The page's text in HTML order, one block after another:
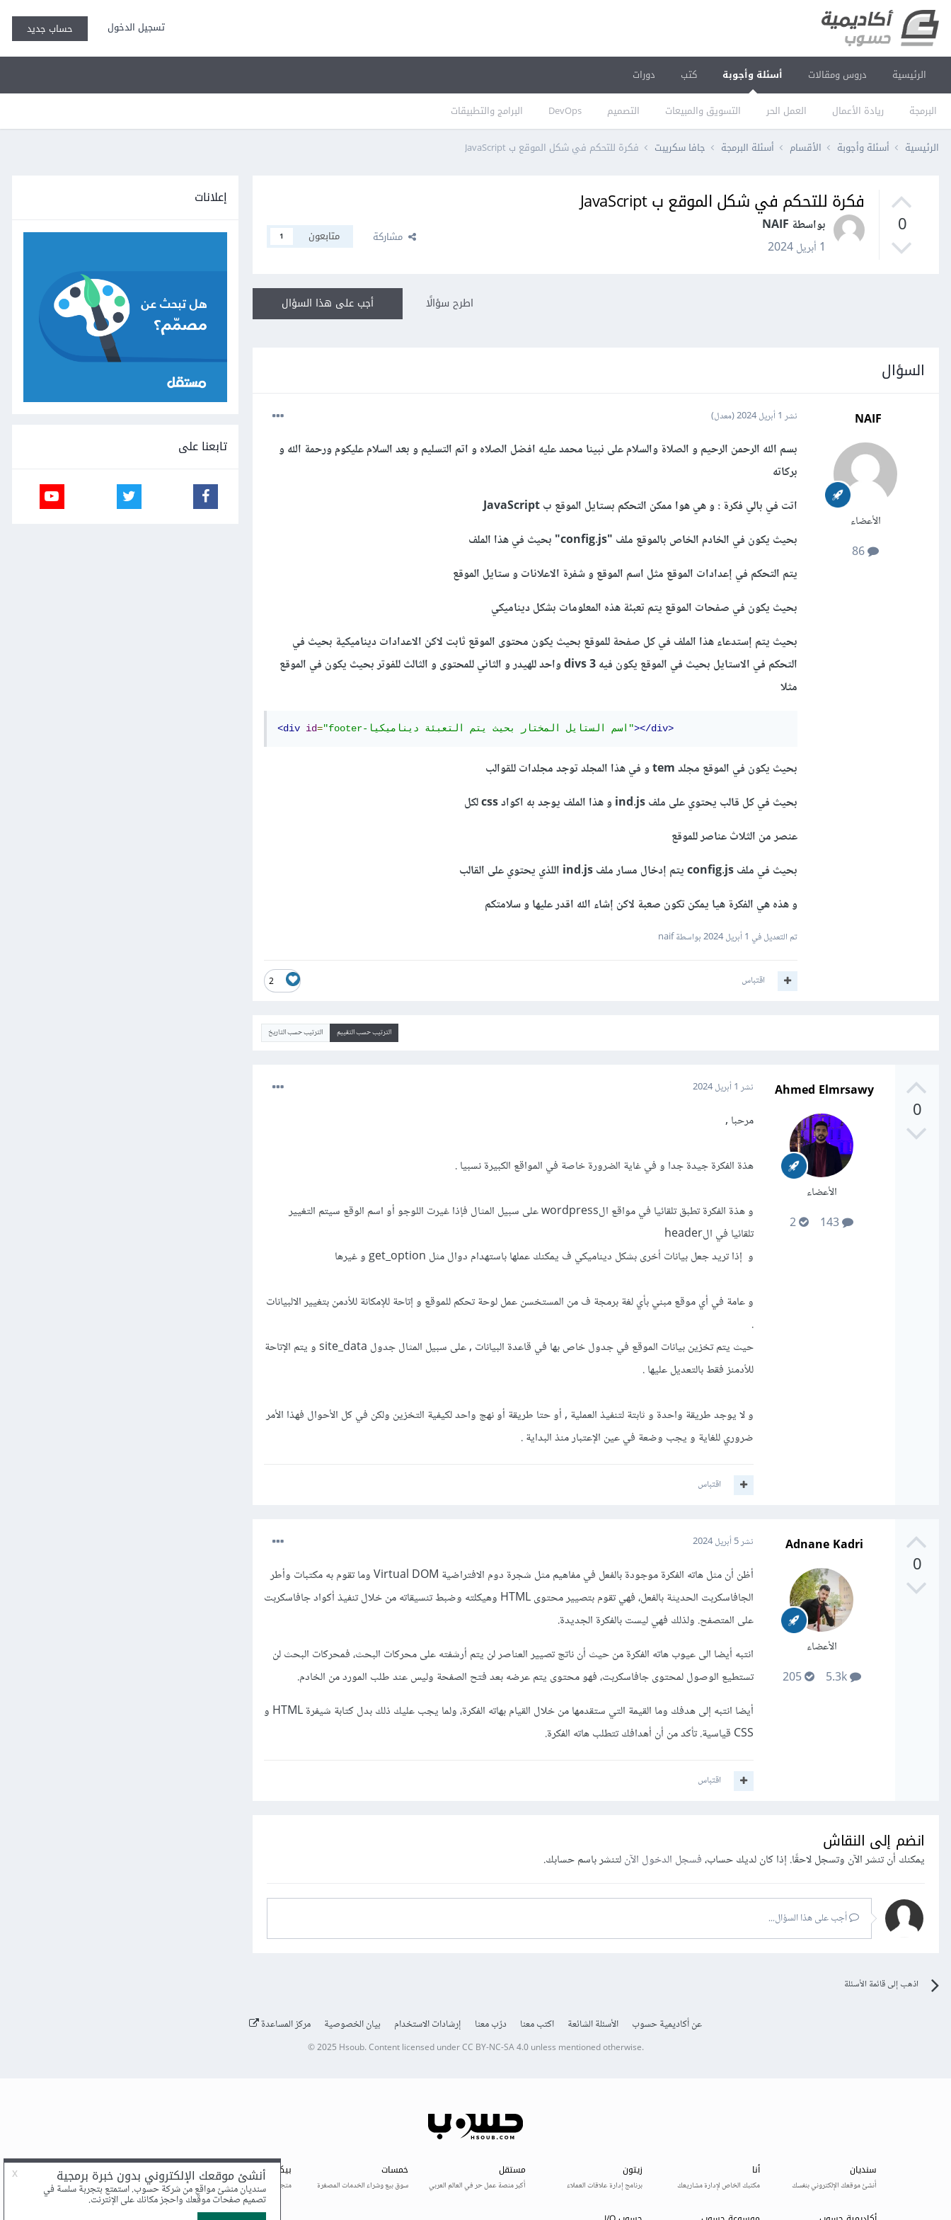
تسجيل الدخول حساب جديد
الرئيسية دروس ومقالات أسئلة وأجوبة
البرمجة ريادة الأعمال العمل الحر التسويق والمبيعات التصميم DevOps البرامج والتطبيقات
كتب دورات
الرئيسية أسئلة وأجوبة الأقسام أسئلة البرمجة جافا سكريبت فكرة للتحكم في شكل الموقع ب JavaScript
0
فكرة للتحكم في شكل الموقع ب JavaScript
بواسطة NAIF
1 أبريل 2024
مشاركة متابعون 1
أجب على هذا السؤال اطرح سؤالًا
السؤال
NAIF
الأعضاء
نشر 1 أبريل 2024 (معدل)
بسم الله الرحمن الرحيم و الصلاة والسلام على نبينا محمد عليه افضل الصلاه و اتم التسليم و بعد السلام عليكوم ورحمة الله و
بركاته
اتت في بالي فكرة : و هي هوا ممكن التحكم بستايل الموقع ب JavaScript
بحيث يكون في الخادم الخاص بالموقع ملف "config.js" بحيث في هذا الملف
يتم التحكم في إعدادات الموقع مثل اسم الموقع و شفرة الاعلانات و ستايل الموقع
بحيث يكون في صفحات الموقع يتم تعبئة هذه المعلومات بشكل ديناميكي
بحيث يتم إستدعاء هذا الملف في كل صفحة للموقع بحيث يكون محتوى الموقع ثابت لاكن الاعدادات ديناميكية بحيث في
التحكم في الاستايل بحيث في الموقع يكون فيه 3 divs واحد للهيدر و الثاني للمحتوى و الثالث للفوتر بحيث يكون في الموقع
مثلا
<div id= "footer-اسم الستايل المختار بحيث يتم التعبئة ديناميكيا"></div>
بحيث يكون في الموقع مجلد tem و في هذا المجلد توجد مجلدات للقوالب
بحيث في كل قالب يحتوي على ملف ind.js و هذا الملف يوجد به اكواد css لكل
عنصر من الثلاث عناصر للموقع
بحيث في ملف config.js يتم إدخال مسار ملف ind.js اللذي يحتوي على القالب
و هذه هي الفكرة هيا يمكن تكون صعبة لاكن إشاء الله اقدر عليها و سلامتكم
تم التعديل في 1 أبريل 2024 بواسطة naif
2 اقتباس
الترتيب حسب التقييم الترتيب حسب التاريخ
0
Ahmed Elmrsawy
الأعضاء
نشر 1 أبريل 2024
مرحبا ,
هذة الفكرة جيدة جدا و في غاية الضرورة خاصة في المواقع الكبيرة نسبيا .
و هذة الفكرة تطبق تلقائيا في مواقع الwordpress على سبيل المثال فإذا غيرت اللوجو أو اسم الوقع سيتم التغيير
تلقائيا في الheader
و إذا تريد جعل بيانات أخرى بشكل ديناميكي ف يمكنك عملها باستهدام دوال مثل get_option و غيرها
و عامة في أي موقع مبني بأي لغة برمجة ف من المستخسن عمل لوحة تحكم للموقع و إتاحة للإمكانة للأدمن بتغيير الالبيانات
.
حيث يتم تخزين بيانات الموقع في جدول خاص بها في قاعدة البيانات , على سبيل المثال جدول site_data و يتم الإتاحة
للأدمنز فقط بالتعديل عليها .
و لا يوجد طريقة واحدة و ثابتة لتنفيذ العملية , أو حتا طريقة أو نهج واحد لكيفية التخزين ولكن في كل الأحوال فهذا الأمر
ضروري للغاية و يجب وضعة في عين الإعتبار منذ البداية .
اقتباس
0
Adnane Kadri
الأعضاء
5.3k
205
نشر5 أبريل 2024
أظن أن مثل هاته الفكرة موجودة بالفعل في مفاهيم مثل شجرة دوم الافتراضية Virtual DOM وما تقوم به مكتبات وأطر
الجافاسكربت الحديثة بالفعل، فهي تقوم بتصيير محتوى HTML وهيكلته وضبط تنسيقاته من خلال تنفيذ أكواد جافاسكربت
على المتصفح. ولذلك فهي ليست بالفكرة الجديدة.
انتبه أيضا الى عيوب هاته الفكرة من حيث أن ناتج تصيير العناصر لن يتم أرشفته على محركات البحث، فمحركات البحث لن
تستطيع الوصول لمحتوى جافاسكربت، فهو محتوى يتم عرضه بعد فتح الصفحة وليس عند طلب المورد من الخادم.
أيضا انتبه إلى هدفك وما القيمة التي ستقدمها من خلال القيام بهاته الفكرة، ولما يجب عليك ذلك بدل كتابة شيفرة HTML و
CSS قياسية. تأكد من أن أهدافك تتطلب هاته الفكرة.
اقتباس
انضم إلى النقاش
يمكنك أن تنشر الآن وتسجل لاحقًا. إذا كان لديك حساب،فسجل الدخول الآنلتنشر باسم حسابك.
أجب على هذا السؤال...
اذهب إلى قائمة الأسئلة
إعلانات
تابعنا على
عن أكاديمية حسوب الأسئلة الشائعة اكتب معنا درّب معنا إرشادات الاستخدام بيان الخصوصية مركز المساعدة
© 2025 Hsoub.Content licensed underCC BY-NC-SA 4.0unless mentioned otherwise.